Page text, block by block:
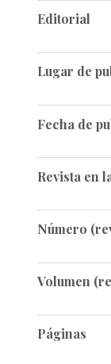
Editorial
Lugar de
Fecha de
Revista en
Número
Volumen
Páginas